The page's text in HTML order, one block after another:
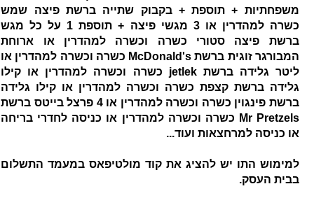
משפחתיות + תוספת + בקבוק שתייה ברשת פיצה שמש
כשרה למהדרין או 3 מגשי פיצה + תוספת 1 על כל מגש
ברשת פיצה סטורי כשרה וכשרה למהדרין או ארוחת
המבורגר זוגית ברשת McDonald's כשרה וכשרה למהדרין או
ליטר גלידה ברשת jetlek כשרה וכשרה למהדרין או קילו
גלידה ברשת קצפת כשרה וכשרה למהדרין או קילו גלידה
ברשת פינגוין כשרה וכשרה למהדרין או 4 פרצל בייטס ברשת
Mr Pretzels כשרה וכשרה למהדרין או כניסה לחדרי בריחה
או כניסה למרחצאות ועוד...
למימוש התו יש להציג את קוד מולטיפאס במעמד התשלום
בבית העסק.